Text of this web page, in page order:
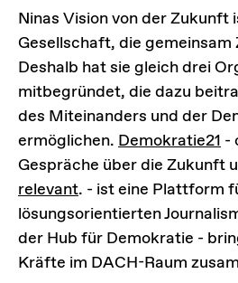
Ninas Vision von der Zukunft
Gesellschaft, die
Deshalb hat sie gleich drei
mitbegründet, die dazu
des Miteinanders und der
ermöglichen. Demokratie21 -
Gespräche über die Zukunft
relevant. - ist eine Plattform
lösungsorientierten
der Hub für Demokratie -
Kräfte im DACH-Raum